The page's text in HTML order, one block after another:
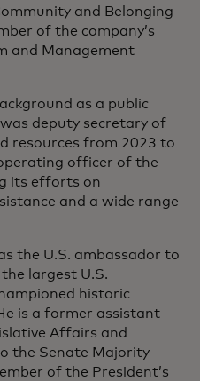
and Belonging
of the company’s
and Management
as a public
deputy secretary of
resources from 2023 to
officer of the
its efforts on
and a wide range
the U.S. ambassador to
largest U.S.
historic
is a former assistant
Affairs and
the Senate Majority
of the President’s